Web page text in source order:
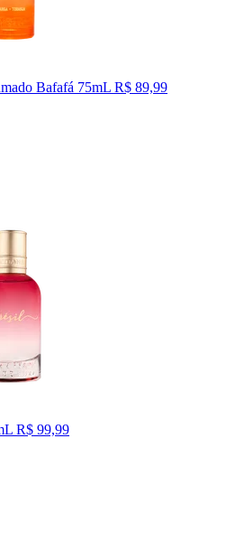
Bafafá 75mL R$ 89,99
R$ 99,99